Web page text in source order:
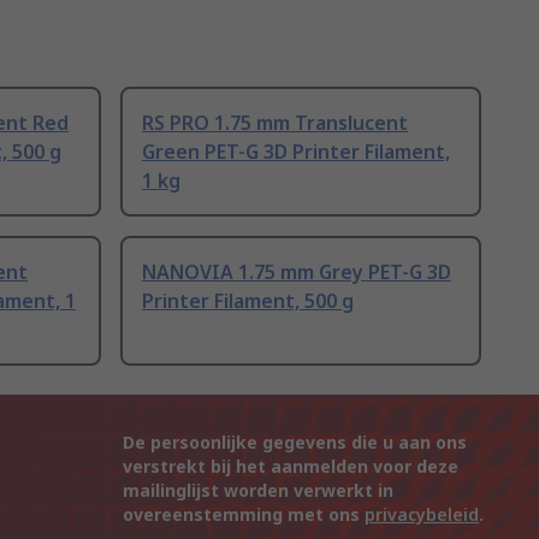
Red
500 g
RS PRO 1.75 mm Translucent
Green PET-G 3D Printer Filament,
1 kg
1
NANOVIA 1.75 mm Grey PET-G 3D
Printer Filament, 500 g
De persoonlijke gegevens die u aan ons
verstrekt bij het aanmelden voor deze
mailinglijst worden verwerkt in
overeenstemming met ons privacybeleid.